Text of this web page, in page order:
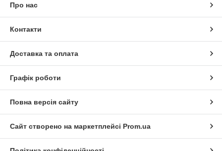
Про нас
Контакти
Доставка та оплата
Графік роботи
Повна версія сайту
Сайт створено на маркетплейсі Prom.ua